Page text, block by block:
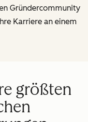
Gründercommunity
Karriere an einem
größten